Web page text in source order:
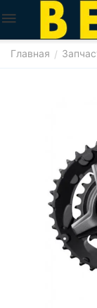
Главная /